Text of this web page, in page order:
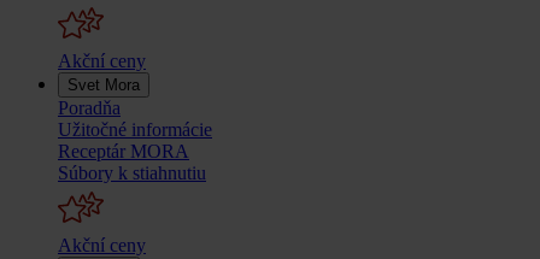
Akční ceny
Svet Mora
Poradňa
Užitočné informácie
Receptár MORA
Súbory k stiahnutiu
Akční ceny